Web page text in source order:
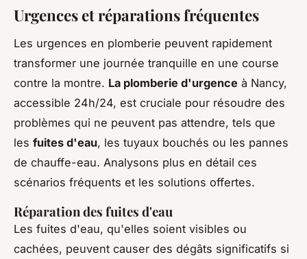
Urgences et réparations fréquentes
Les urgences en plomberie peuvent rapidement
transformer une journée tranquille en une course
contre la montre. La plomberie d'urgence à Nancy,
accessible 24h/24, est cruciale pour résoudre des
problèmes qui ne peuvent pas attendre, tels que
les fuites d'eau, les tuyaux bouchés ou les pannes
de chauffe-eau. Analysons plus en détail ces
scénarios fréquents et les solutions offertes.
Réparation des fuites d'eau
Les fuites d'eau, qu'elles soient visibles ou
cachées, peuvent causer des dégâts significatifs si